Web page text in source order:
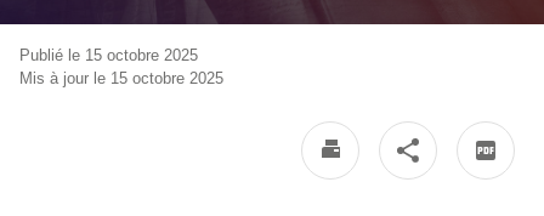
Publié le 15 octobre 2025
Mis à jour le 15 octobre 2025